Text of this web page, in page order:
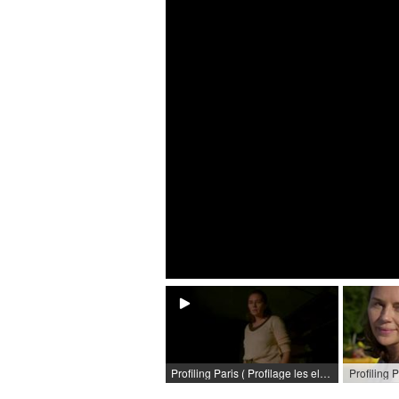
Profiling Paris ( Profilage les elus) (TV series) / 2016 / Role: Selma (ép. 'Les Élus, deuxième partie') / R: Vincent Jamain / TF1 [fr]